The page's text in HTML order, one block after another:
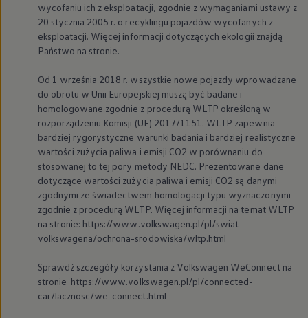
wycofaniu ich z eksploatacji, zgodnie z wymaganiami ustawy z
20 stycznia 2005 r. o recyklingu pojazdów wycofanych z
eksploatacji. Więcej informacji dotyczących ekologii znajdą
Państwo na stronie.
Od 1 września 2018 r. wszystkie nowe pojazdy wprowadzane
do obrotu w Unii Europejskiej muszą być badane i
homologowane zgodnie z procedurą WLTP określoną w
rozporządzeniu Komisji (UE) 2017/1151. WLTP zapewnia
bardziej rygorystyczne warunki badania i bardziej realistyczne
wartości zużycia paliwa i emisji CO2 w porównaniu do
stosowanej to tej pory metody NEDC. Prezentowane dane
dotyczące wartości zużycia paliwa i emisji CO2 są danymi
zgodnymi ze świadectwem homologacji typu wyznaczonymi
zgodnie z procedurą WLTP. Więcej informacji na temat WLTP
na stronie: https://www.volkswagen.pl/pl/swiat-
volkswagena/ochrona-srodowiska/wltp.html
Sprawdź szczegóły korzystania z Volkswagen WeConnect na
stronie https://www.volkswagen.pl/pl/connected-
car/lacznosc/we-connect.html